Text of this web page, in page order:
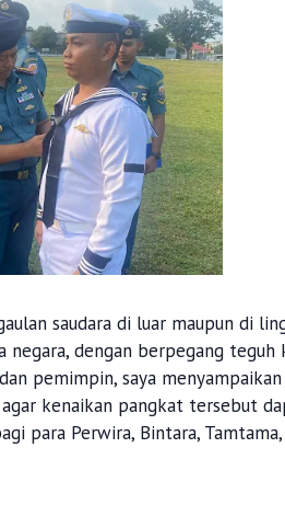
saudara di luar maupun di
dengan berpegang teguh
pemimpin, saya
kenaikan pangkat tersebut
para Perwira, Bintara,